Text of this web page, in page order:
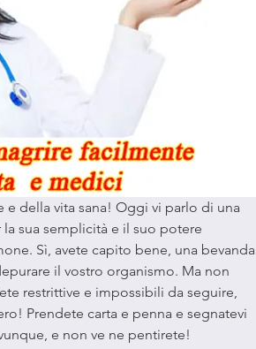
della vita sana! Oggi vi parlo di una
sua semplicità e il suo potere
Sì, avete capito bene, una bevanda
il vostro organismo. Ma non
restrittive e impossibili da seguire,
Prendete carta e penna e segnatevi
e non ve ne pentirete!